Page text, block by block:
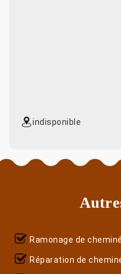
indisponible
Ramonage de
Réparation de